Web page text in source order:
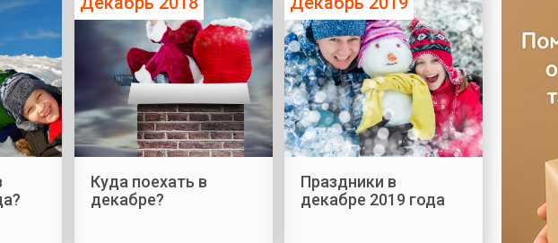
Куда поехать в
декабре?
Праздники в
декабре 2019 года